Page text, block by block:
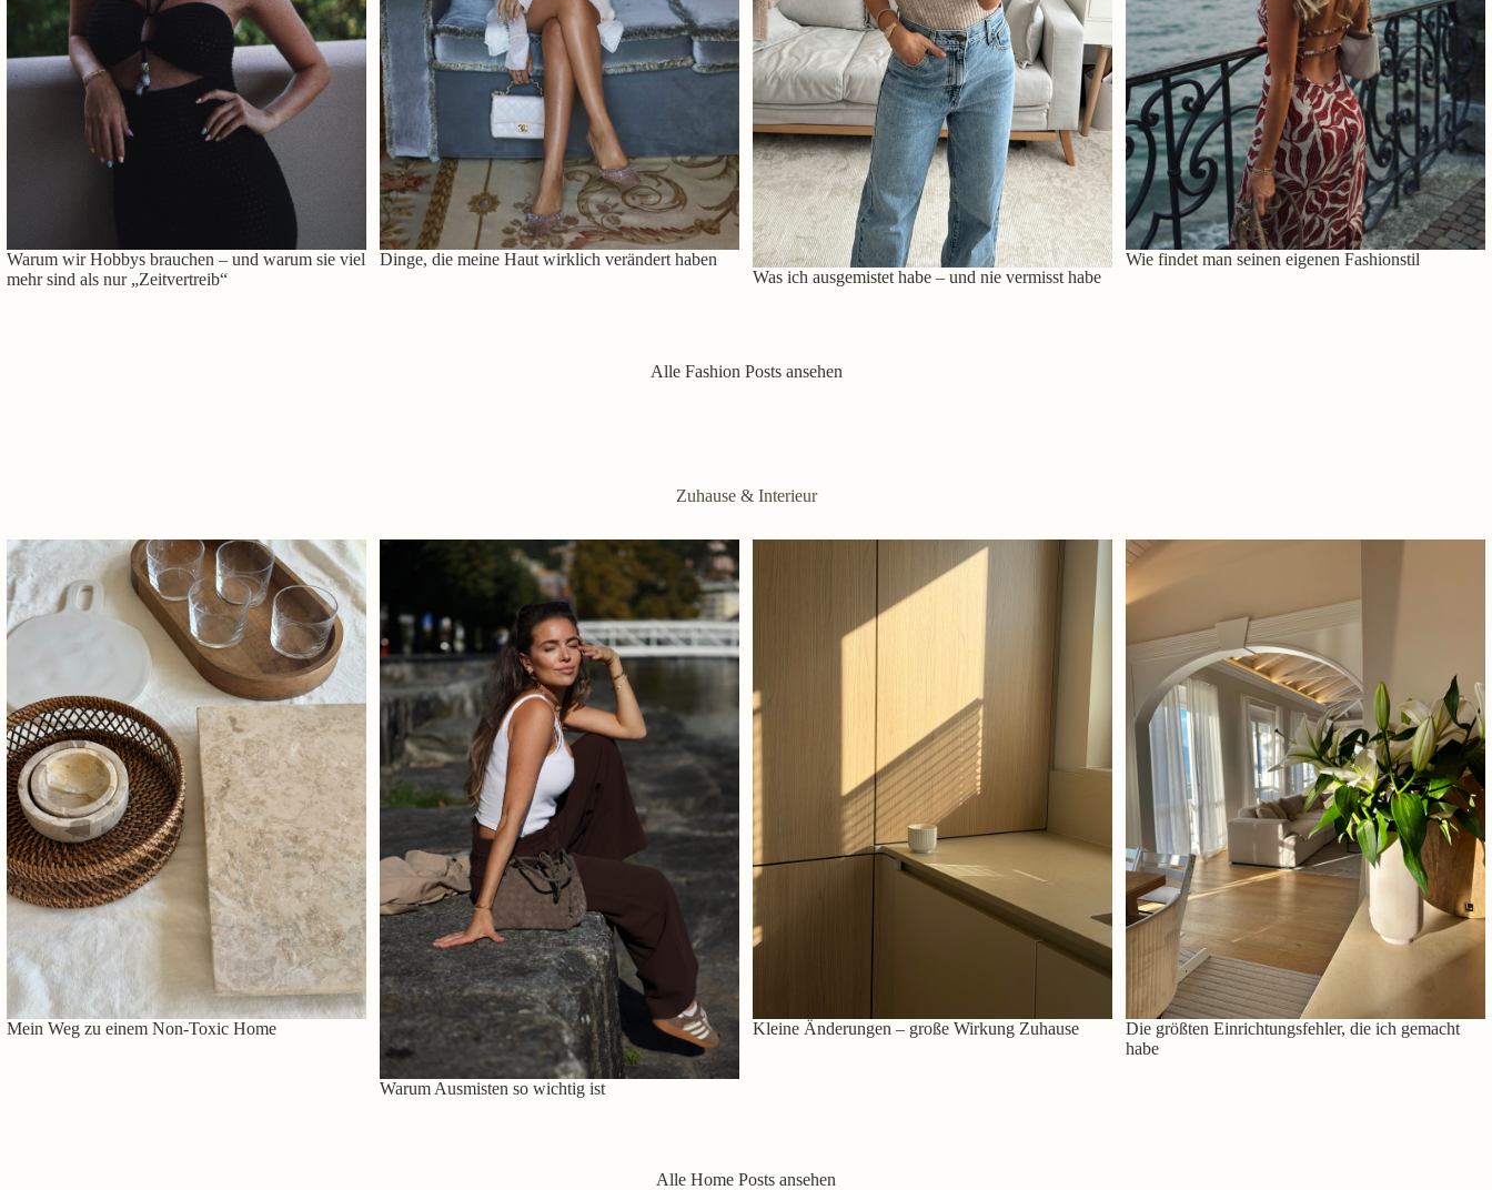
Warum wir Hobbys brauchen – und warum sie viel
mehr sind als nur „Zeitvertreib“
Dinge, die meine Haut wirklich verändert haben
Was ich ausgemistet habe – und nie vermisst habe
Wie findet man seinen eigenen Fashionstil
Alle Fashion Posts ansehen
Zuhause & Interieur
Mein Weg zu einem Non-Toxic Home
Warum Ausmisten so wichtig ist
Kleine Änderungen – große Wirkung Zuhause
Die größten Einrichtungsfehler, die ich gemacht
habe
Alle Home Posts ansehen